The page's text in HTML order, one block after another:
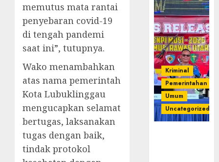
memutus mata rantai
penyebaran covid-19
di tengah pandemi
saat ini”, tutupnya.
Wako menambahkan
atas nama pemerintah
Kota Lubuklinggau
mengucapkan selamat
bertugas, laksanakan
tugas dengan baik,
tindak protokol
Kriminal
Pemerintahan
Umum
Uncategorized